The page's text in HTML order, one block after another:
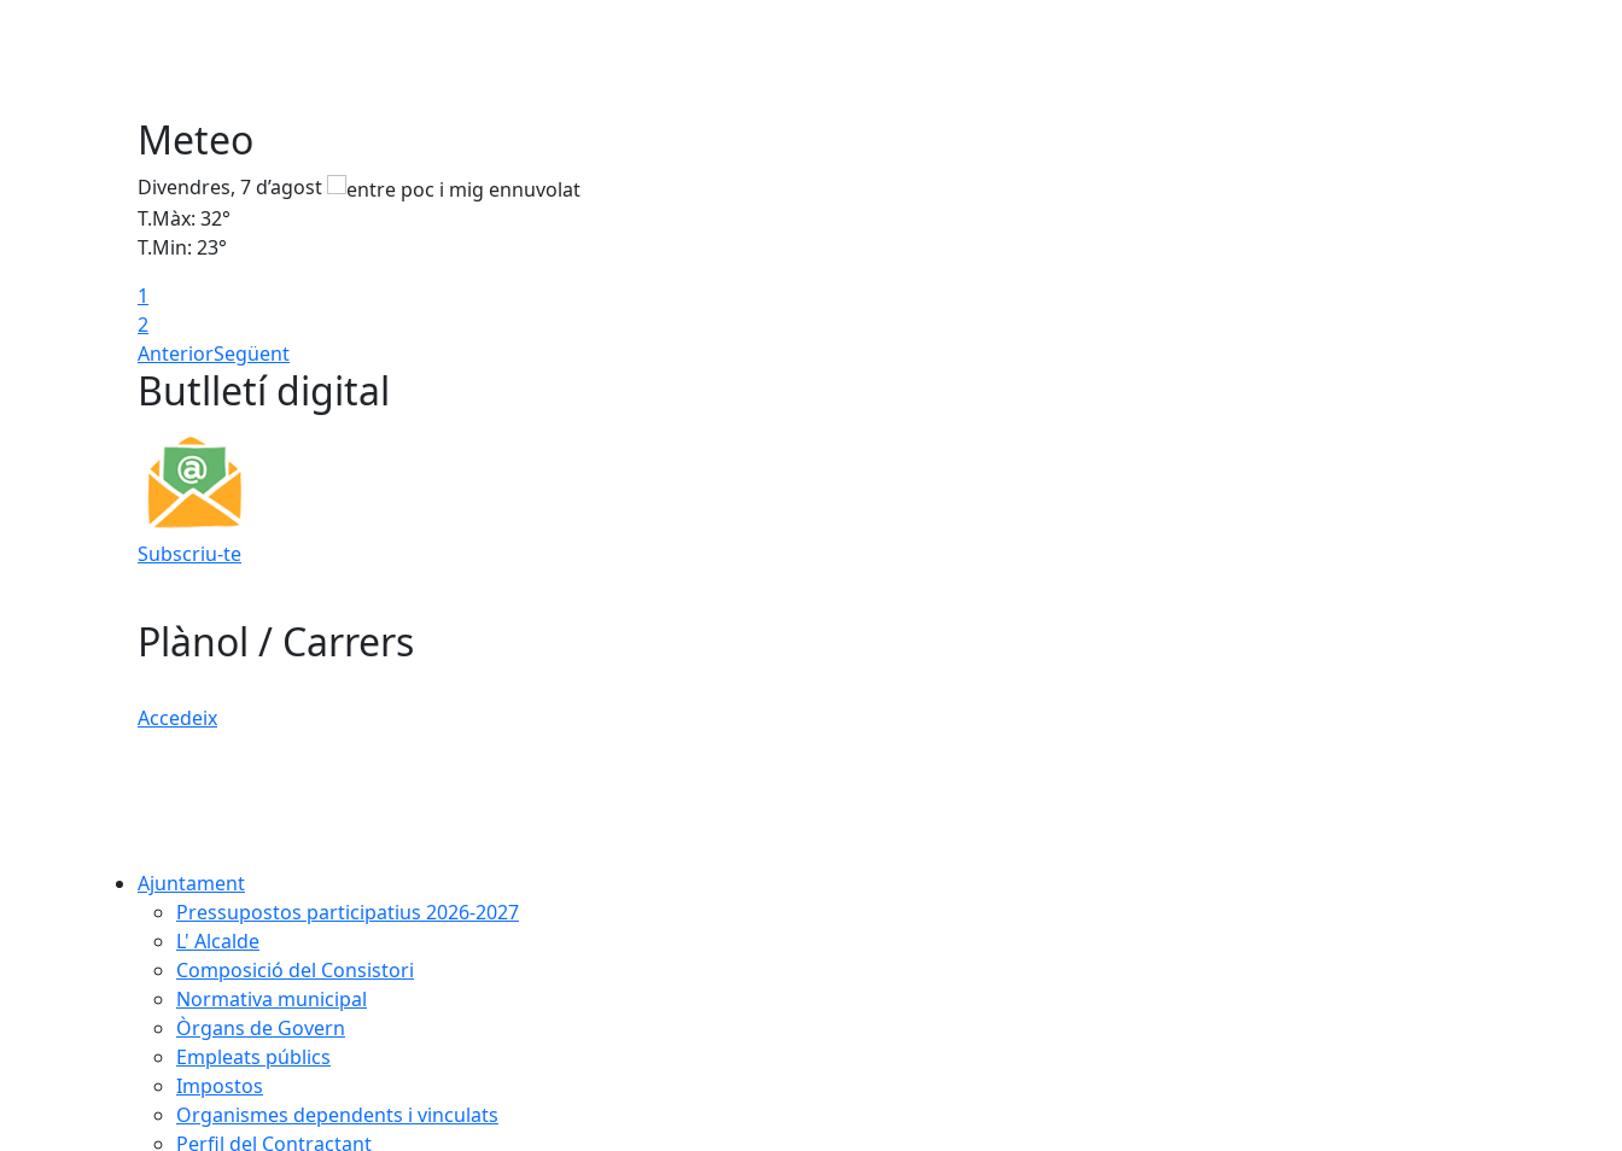
Meteo
Divendres, 7 d’agost
T.Màx: 32°
T.Min: 23°
1
2
AnteriorSegüent
Butlletí digital
Subscriu-te
Plànol / Carrers
Accedeix
Ajuntament
Pressupostos participatius 2026-2027
L' Alcalde
Composició del Consistori
Normativa municipal
Òrgans de Govern
Empleats públics
Impostos
Organismes dependents i vinculats
Perfil del Contractant